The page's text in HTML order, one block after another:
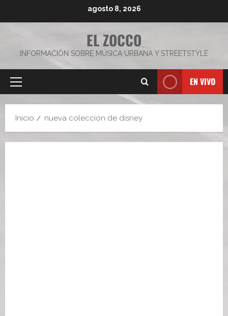
agosto 8, 2026
EL ZOCCO
INFORMACIÓN SOBRE MÚSICA URBANA Y STREETSTYLE
Menú
EN VIVO
Inicio nueva colección de disney